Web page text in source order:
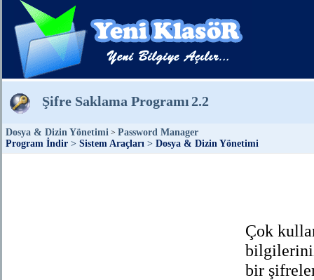
Şifre Saklama Programı 2.2
Dosya & Dizin Yönetimi > Password Manager
Program İndir > Sistem Araçları > Dosya & Dizin Yönetimi
Çok
bir